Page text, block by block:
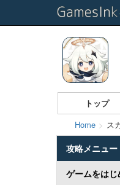
トップ
Home
ス
攻略メニュー
ゲームをはじ